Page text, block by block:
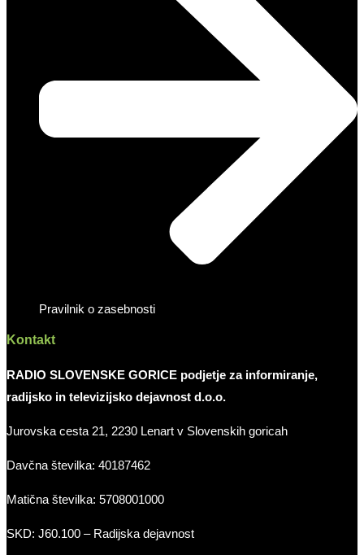
Pravilnik o zasebnosti
Kontakt
RADIO SLOVENSKE GORICE podjetje za informiranje,
radijsko in televizijsko dejavnost d.o.o.
Jurovska cesta 21, 2230 Lenart v Slovenskih goricah
Davčna številka: 40187462
Matična številka: 5708001000
SKD: J60.100 – Radijska dejavnost